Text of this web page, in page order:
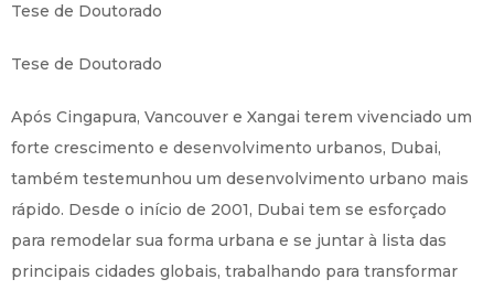
Tese de Doutorado
Tese de Doutorado
Após Cingapura, Vancouver e Xangai terem vivenciado um
forte crescimento e desenvolvimento urbanos, Dubai,
também testemunhou um desenvolvimento urbano mais
rápido. Desde o início de 2001, Dubai tem se esforçado
para remodelar sua forma urbana e se juntar à lista das
principais cidades globais, trabalhando para transformar